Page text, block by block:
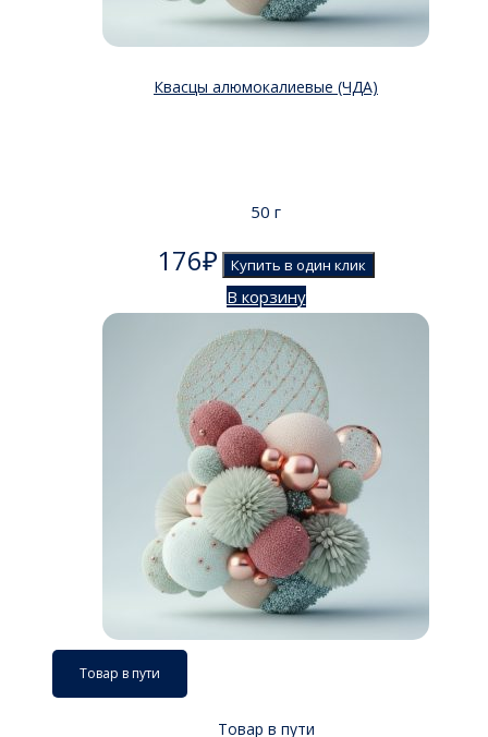
Квасцы алюмокалиевые (ЧДА)
50 г
176₽ Купить в один клик
В корзину
Товар в пути
Товар в пути